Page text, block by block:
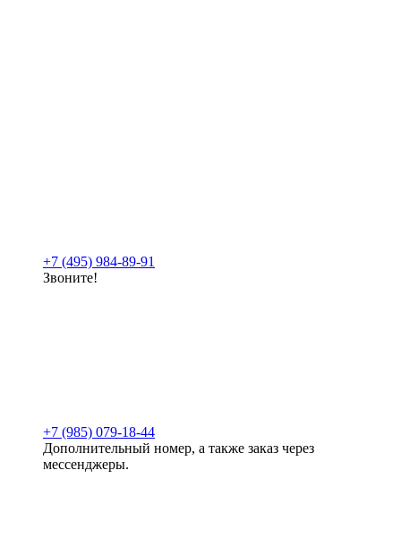
+7 (495) 984-89-91
Звоните!
+7 (985) 079-18-44
Дополнительный номер, а также заказ через
мессенджеры.